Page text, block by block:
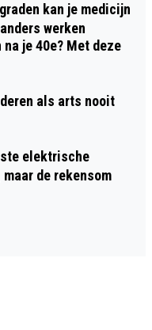
kan je medicijn
werken
je 40e? Met deze
als arts nooit
elektrische
de rekensom